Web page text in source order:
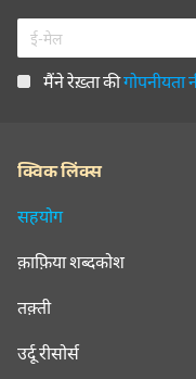
मैंने रेख़्ता कीगोपनीयता
क्विक लिंक्स
सहयोग
क़ाफ़िया शब्दकोश
तक़्ती
उर्दू रीसोर्स